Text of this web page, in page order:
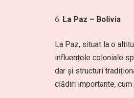
La Paz – Bolivia
La Paz, situat la o
influențele coloniale
dar și structuri
clădiri importante, cum